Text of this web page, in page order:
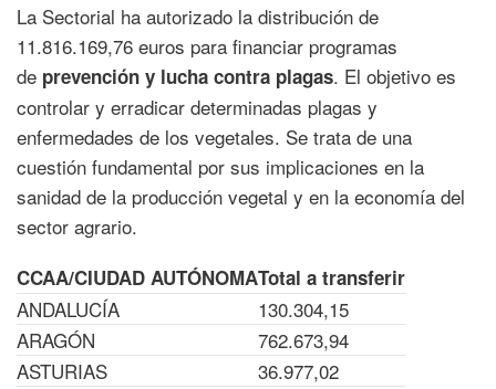
La Sectorial ha autorizado la distribución de
11.816.169,76 euros para financiar programas
de prevención y lucha contra plagas. El objetivo es
controlar y erradicar determinadas plagas y
enfermedades de los vegetales. Se trata de una
cuestión fundamental por sus implicaciones en la
sanidad de la producción vegetal y en la economía del
sector agrario.
CCAA/CIUDAD AUTÓNOMAEncabezado tabla
Total a transferir
ANDALUCÍA
130.304,15
ARAGÓN
762.673,94
ASTURIAS
36.977,02